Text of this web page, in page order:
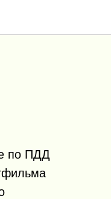
по ПДД